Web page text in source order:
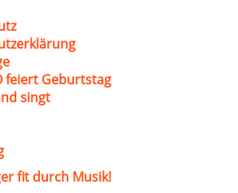
feiert Geburtstag
singt
fit durch Musik!